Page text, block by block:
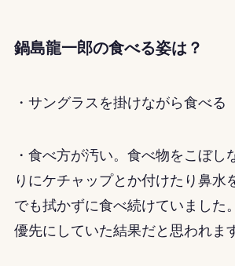
鍋島龍一郎の食べる姿は？
・サングラスを掛けながら食べる
・食べ方が汚い。食べ物をこぼし
りにケチャップとか付けたり鼻水
でも拭かずに食べ続けていました
優先にしていた結果だと思われま